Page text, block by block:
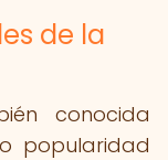
de la
conocida
popularidad